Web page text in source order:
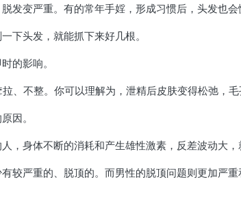
变严重。有的常年手婬，形成习惯后，头发也会
下头发，就能抓下来好几根。
的影响。
、不整。你可以理解为，泄精后皮肤变得松弛，
因。
，身体不断的消耗和产生雄性激素，反差波动大，
较严重的、脱顶的。而男性的脱顶问题则更加严